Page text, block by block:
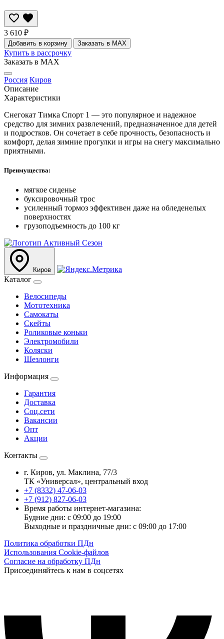
3 610 ₽
Добавить в корзину Заказать в MAX
Купить в рассрочку
Заказать в MAX
Россия Киров
Описание
Характеристики
Снегокат Тимка Спорт 1 — это популярное и надежное
средство для зимних развлечений, предназначенное для детей
и подростков. Он сочетает в себе прочность, безопасность и
комфорт, делая зимние прогулки и игры на снегу максимально
приятными.
Преимущества:
мягкое сиденье
буксировочный трос
усиленный тормоз эффективен даже на обледенелых
поверхностях
грузоподъемность до 100 кг
Киров
Каталог
Велосипеды
Мототехника
Самокаты
Скейты
Роликовые коньки
Электромобили
Коляски
Шезлонги
Информация
Гарантия
Доставка
Соц.сети
Вакансии
Опт
Акции
Контакты
г. Киров, ул. Маклина, 77/3
ТК «Универсал», центральный вход
+7 (8332) 47-06-03
+7 (912) 827-06-03
Время работы интернет-магазина:
Будние дни: с 09:00 до 19:00
Выходные и праздничные дни: с 09:00 до 17:00
Политика обработки ПДн
Использования Cookie-файлов
Согласие на обработку ПДн
Присоединяйтесь к нам в соцсетях